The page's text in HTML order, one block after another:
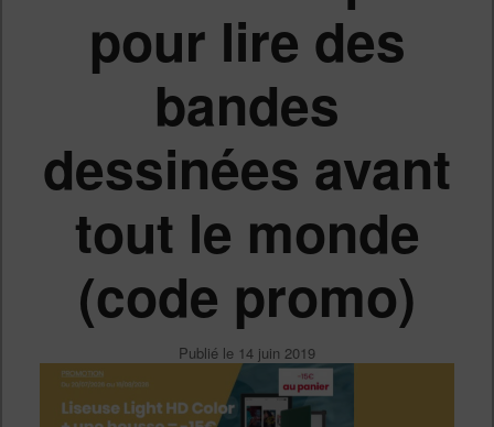
pour lire des
bandes
dessinées avant
tout le monde
(code promo)
Publié le 14 juin 2019